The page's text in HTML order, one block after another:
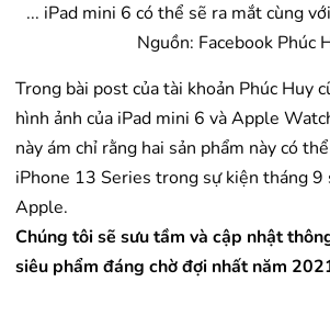
... iPad mini 6 có thể sẽ ra mắt cùng
Nguồn: Facebook Phúc
Trong bài post của tài khoản Phúc Huy
hình ảnh của iPad mini 6 và Apple
này ám chỉ rằng hai sản phẩm này có
iPhone 13 Series trong sự kiện tháng 9
Apple.
Chúng tôi sẽ sưu tầm và cập nhật
siêu phẩm đáng chờ đợi nhất năm